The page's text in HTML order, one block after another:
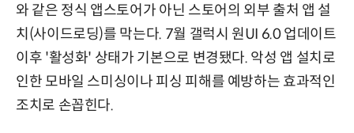
와 같은 정식 앱스토어가 아닌 스토어의 외부 출처 앱 설
치(사이드로딩)를 막는다. 7월 갤럭시 원UI 6.0 업데이트
이후 '활성화' 상태가 기본으로 변경됐다. 악성 앱 설치로
인한 모바일 스미싱이나 피싱 피해를 예방하는 효과적인
조치로 손꼽힌다.